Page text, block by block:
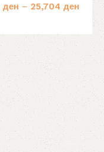
ден – 25,704 ден